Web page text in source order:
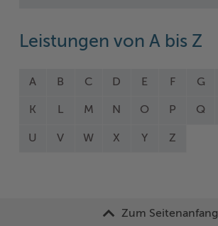
Leistungen von A bis Z
A B C D E F G
K L M N O P Q
U V W X Y Z
Zum Seitenanfang